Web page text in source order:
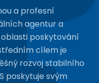
a profesní
agentur a
poskytování
cílem je
rozvoj stabilního
poskytuje svým